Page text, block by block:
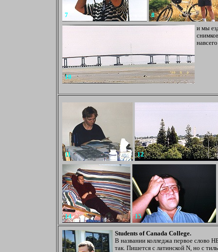
7 8
10
и мы
11 12
14 15
Students of Canada College.
В названии колледжа первое слово
так. Пишется с латинской N, но с